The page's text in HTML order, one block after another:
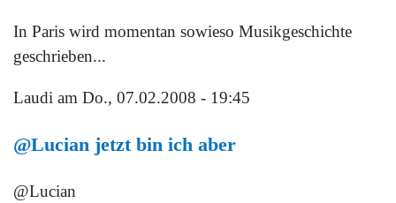
In Paris wird momentan sowieso Musikgeschichte
geschrieben...
Laudi am Do., 07.02.2008 - 19:45
@Lucian jetzt bin ich aber
@Lucian